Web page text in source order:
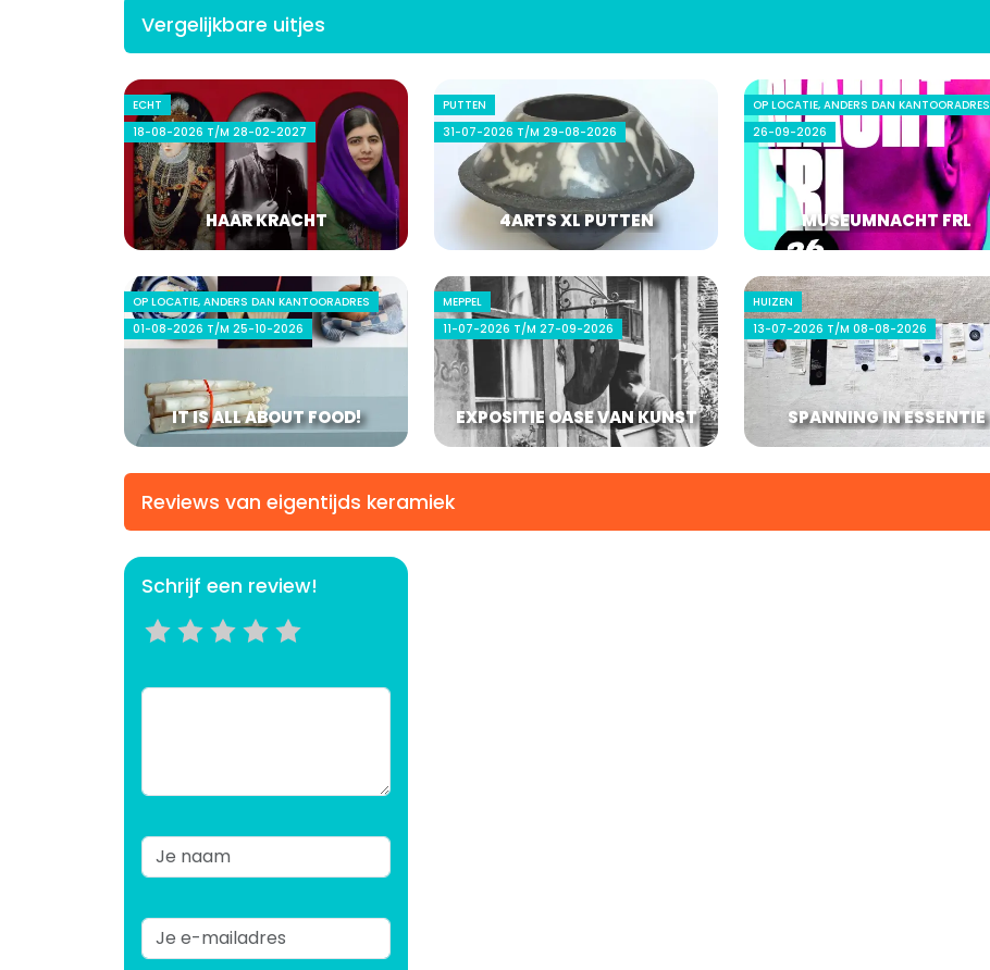
Vergelijkbare uitjes
ECHT
18-08-2026 T/M 28-02-2027
HAAR KRACHT
PUTTEN
31-07-2026 T/M 29-08-2026
4ARTS XL PUTTEN
OP LOCATIE, ANDERS DAN KANTOORADRES
26-09-2026
MUSEUMNACHT FRL
OP LOCATIE, ANDERS DAN KANTOORADRES
01-08-2026 T/M 25-10-2026
IT IS ALL ABOUT FOOD!
MEPPEL
11-07-2026 T/M 27-09-2026
EXPOSITIE OASE VAN KUNST
HUIZEN
13-07-2026 T/M 08-08-2026
SPANNING IN ESSENTIE
Reviews van eigentijds keramiek
Schrijf een review!